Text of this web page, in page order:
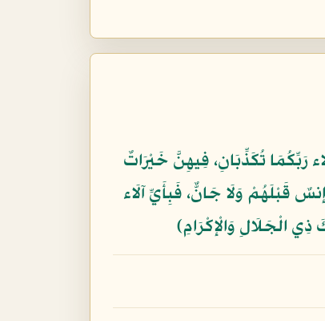
رَبِّكُمَا تُكَذِّبَانِ، فِيهِنَّ خَيْرَاتٌ
قَبْلَهُمْ وَلَا جَانٌّ، فَبِأَيِّ آلَاء
الْجَلَالِ وَالْإِكْرَامِ﴾